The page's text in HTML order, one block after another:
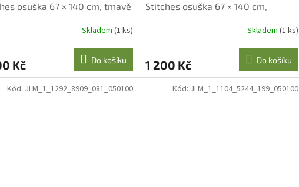
osuška 67 × 140 cm, tmavě
Skladem (1 ks)
Kč Do košíku
Stitches osuška 67 × 140 cm,
Skladem (1 ks)
1 200 Kč Do košíku
Kód: JLM_1_1292_8909_081_050100 Kód: JLM_1_1104_5244_199_050100